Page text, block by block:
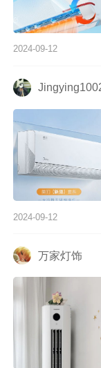
2024-09-12
2024-09-12
万家灯饰